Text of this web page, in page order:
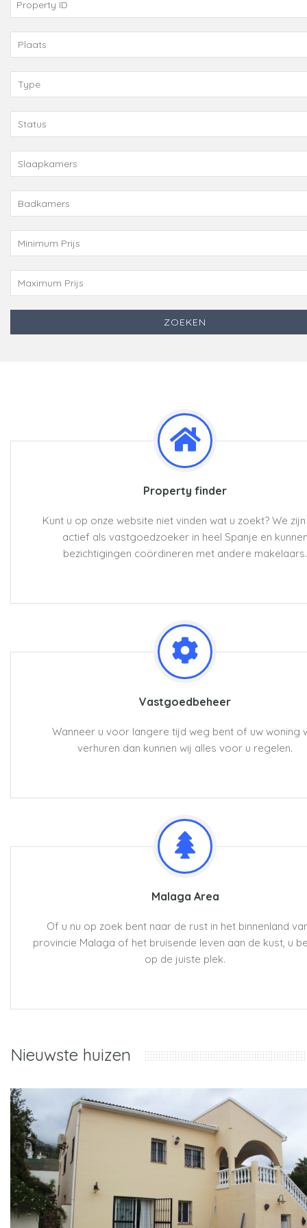
Plaats
Type
Status
Slaapkamers
Badkamers
Minimum Prijs
Maximum Prijs
Property finder
Kunt u op onze website niet vinden wat u zoekt? We
actief als vastgoedzoeker in heel Spanje en
bezichtigingen coördineren met andere makelaars.
Vastgoedbeheer
Wanneer u voor langere tijd weg bent of uw woning
verhuren dan kunnen wij alles voor u regelen.
Malaga Area
Of u nu op zoek bent naar de rust in het binnenland
provincie Malaga of het bruisende leven aan de kust, u
op de juiste plek.
Nieuwste huizen